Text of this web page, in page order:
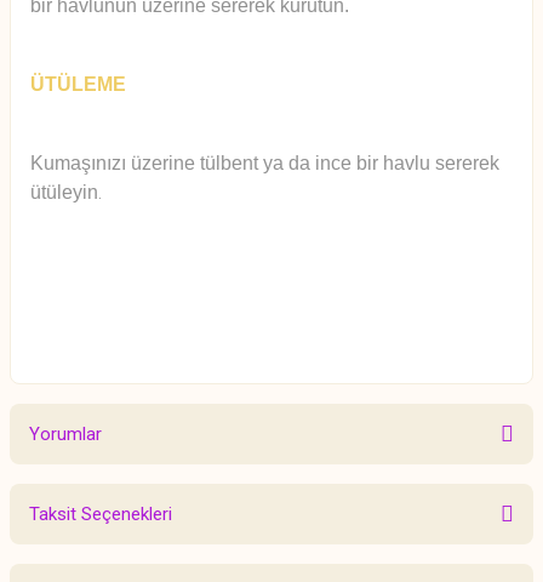
bir havlunun üzerine sererek kurutun.
ÜTÜLEME
Kumaşınızı üzerine tülbent ya da ince bir havlu sererek
ütüleyin.
Yorumlar
Taksit Seçenekleri